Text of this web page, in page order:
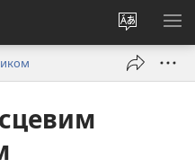
Змінити
мову
сайту